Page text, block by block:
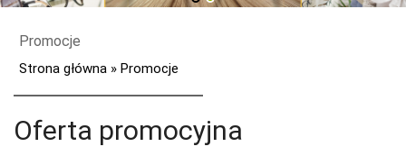
Promocje
Strona główna » Promocje
Oferta promocyjna